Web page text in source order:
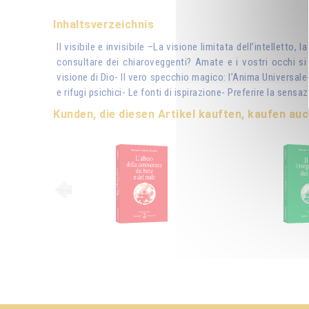
Inhaltsverzeichnis
Il visibile e invisibile –La visione limitata dell’intelletto,
consultare dei chiaroveggenti? Amate e i vostri occhi
visione di Dio- Il vero specchio magico: l’Anima
e rifugi psichici- Le fonti di ispirazione- Preferire la
Kunden, die diesen Artikel kauften, kaufen